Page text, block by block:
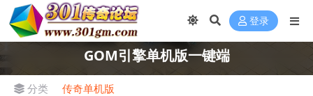
登录
GOM引擎单机版一键端
分类
传奇单机版